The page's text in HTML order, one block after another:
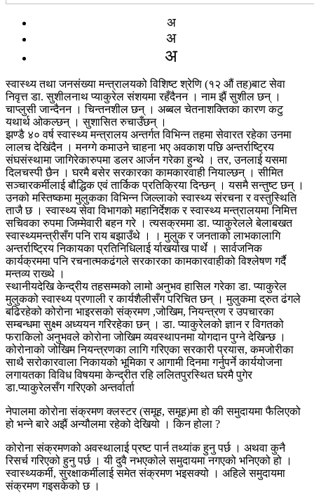
अ
अ
अ
स्वास्थ्य तथा जनसंख्या मन्त्रालयको विशिष्ट श्रेणि (१२ औं तह)बाट सेवा
निवृत्त डा. सुशीलनाथ प्याकुरेल संशयमा रहँदैनन । नाम झैं सुशील छन् ।
चाप्लुसी जान्दैनन । चिन्तनशील छन् । अब्बल चेतनाशक्तिका कारण कटु
यथार्थ ओकल्छन् । सुशासित रुचाउँछन् ।
झण्डै ४० वर्ष स्वास्थ्य मन्त्रालय अन्तर्गत विभिन्न तहमा सेवारत रहेका उनमा
लालच देखिंदैन । मनग्गे कमाउने चाहना भए अवकाश पछि अन्तर्राष्ट्रिय
संघसंस्थामा जागिरेकारुपमा डलर आर्जन गरेका हुन्थे । तर, उनलाई यसमा
दिलचस्पी छैन । घरमै बसेर सरकारका कामकारवाही नियाल्छन् । सीमित
सञ्चारकर्मीलाई बौद्धिक एवं तार्किक प्रतिक्रिया दिन्छन् । यसमै सन्तुष्ट छन् ।
उनको मस्तिष्कमा मुलुकका विभिन्न जिल्लाको स्वास्थ्य संरचना र वस्तुस्थिति
ताजै छ । स्वास्थ्य सेवा विभागको महानिर्देशक र स्वास्थ्य मन्त्रालयमा निमित्त
सचिवका रुपमा जिम्मेवारी बहन गरे । त्यसक्रममा डा. प्याकुरेलले बेलाबखत
स्वास्थ्यमन्त्रीसँग पनि राय बझाउँथे । । मुलुक र जनताको लाभकालागि
अन्तर्राष्ट्रिय निकायका प्रतिनिधिलाई र्याखर्याख पार्थे । सार्वजनिक
कार्यक्रममा पनि रचनात्मकढंगले सरकारका कामकारवाहीको विश्लेषण गर्दै
मन्तव्य राख्थे ।
स्थानीयदेखि केन्द्रीय तहसम्मको लामो अनुभव हासिल गरेका डा. प्याकुरेल
मुलुकको स्वास्थ्य प्रणाली र कार्यशैलीसँग परिचित छन् । मुलुकमा द्रुत ढंगले
बढिरहेको कोरोना भाइरसको संक्रमण ,जोखिम, नियन्त्रण र उपचारका
सम्बन्धमा सुक्ष्म अध्ययन गरिरहेका छन् । डा. प्याकुरेलको ज्ञान र विगतको
फराकिलो अनुभवले कोरोना जोखिम व्यवस्थापनमा योगदान पुग्ने देखिन्छ ।
कोरोनाको जोखिम नियन्त्रणका लागि गरिएका सरकारी प्रयास, कमजोरीका
साथै सरोकारवाला निकायको भूमिका र आगामी दिनमा गर्नुपर्ने कार्ययोजना
लगायतका विविध विषयमा केन्द्रीत रहि ललितपुरस्थित घरमै पुगेर
डा.प्याकुरेलसँग गरिएको अन्तर्वार्ता
नेपालमा कोरोना संक्रमण क्लस्टर (समूह, समूह)मा हो की समुदायमा फैलिएको
हो भन्ने बारे अझैं अन्यौलमा रहेको देखियो । किन होला ?
कोरोना संक्रमणको अवस्थालाई प्रष्ट पार्न तथ्यांक हुनु पर्छ । अथवा कुनै
रिसर्च गरिएको हुनु पर्छ । यी दुवै नभएकोले समुदायमा नगएको भनिएको हो ।
स्वास्थ्यकर्मी, सुरक्षाकर्मीलाई समेत संक्रमण भइसक्यो । अहिले समुदायमा
संक्रमण गइसकेको छ ।